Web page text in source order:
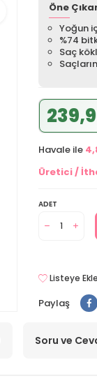
Öne
Yoğun
%74
Saç
Havale ile
Üretici /
ADET
Listeye Ekle
Paylaş
Soru ve